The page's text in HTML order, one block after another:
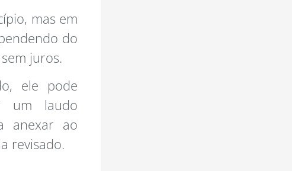
mas em
do
juros.
ele pode
um laudo
anexar ao
revisado.